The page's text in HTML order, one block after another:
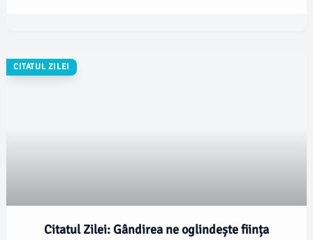
CITATUL ZILEI
Citatul Zilei: Gândirea ne oglindește ființa